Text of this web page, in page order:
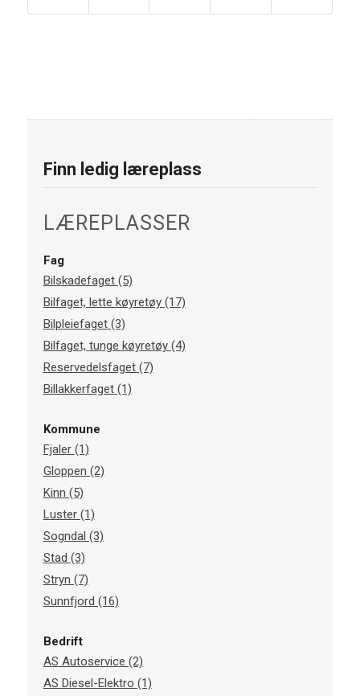
Finn ledig læreplass
LÆREPLASSER
Fag
Bilskadefaget (5)
Bilfaget, lette køyretøy (17)
Bilpleiefaget (3)
Bilfaget, tunge køyretøy (4)
Reservedelsfaget (7)
Billakkerfaget (1)
Kommune
Fjaler (1)
Gloppen (2)
Kinn (5)
Luster (1)
Sogndal (3)
Stad (3)
Stryn (7)
Sunnfjord (16)
Bedrift
AS Autoservice (2)
AS Diesel-Elektro (1)